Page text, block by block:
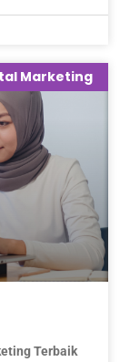
Marketing
Terbaik